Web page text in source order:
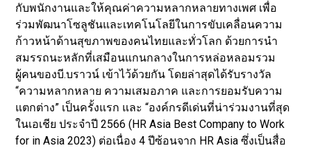
กับพนักงานและให้คุณค่าความหลากหลายทางเพศ เพื่อ
ร่วมพัฒนาโซลูชันและเทคโนโลยีในการขับเคลื่อนความ
ก้าวหน้าด้านสุขภาพของคนไทยและทั่วโลก ด้วยการนำ
สมรรถนะหลักที่เสมือนแกนกลางในการหล่อหลอมรวม
ผู้คนของบี.บราวน์ เข้าไว้ด้วยกัน โดยล่าสุดได้รับรางวัล
“ความหลากหลาย ความเสมอภาค และการยอมรับความ
แตกต่าง” เป็นครั้งแรก และ “องค์กรดีเด่นที่น่าร่วมงานที่สุด
ในเอเชีย ประจำปี 2566 (HR Asia Best Company to Work
for in Asia 2023) ต่อเนื่อง 4 ปีซ้อนจาก HR Asia ซึ่งเป็นสื่อ